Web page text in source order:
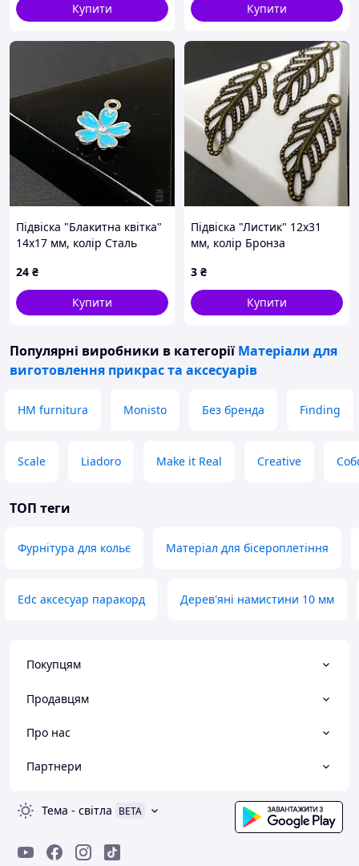
Купити
Купити
Підвіска "Блакитна квітка"
14х17 мм, колір Сталь
24 ₴
Купити
Підвіска "Листик" 12х31
мм, колір Бронза
3 ₴
Купити
Популярні виробники в категорії Матеріали для
виготовлення прикрас та аксесуарів
HM furnitura Monisto Без бренда Finding
Scale Liadoro Make it Real Creative
ТОП теги
Фурнітура для кольє Матеріал для бісероплетіння
Edc аксесуар паракорд Дерев'яні намистини 10 мм
Покупцям
Продавцям
Про нас
Партнери
Тема - світла BETA